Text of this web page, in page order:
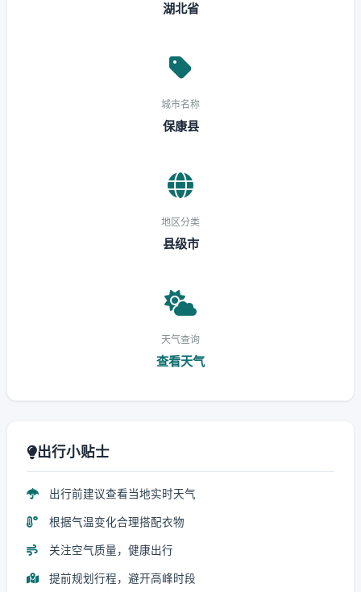
湖北省
城市名称
保康县
地区分类
县级市
天气查询
查看天气
出行小贴士
出行前建议查看当地实时天气
根据气温变化合理搭配衣物
关注空气质量，健康出行
提前规划行程，避开高峰时段